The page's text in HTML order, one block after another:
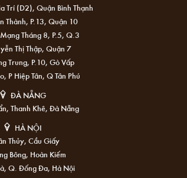
Trí (D2), Quận Bình Thạnh
Thành, P.13, Quận 10
Tháng 8, P.5, Q.3
Thị Thập, Quận 7
Trung, P.10, Gò Vấp
P Hiệp Tân, Q Tân Phú
ĐÀ NẴNG
Thanh Khê, Đà Nẵng
HÀ NỘI
Thủy, Cầu Giấy
Bông, Hoàn Kiếm
Q. Đống Đa, Hà Nội